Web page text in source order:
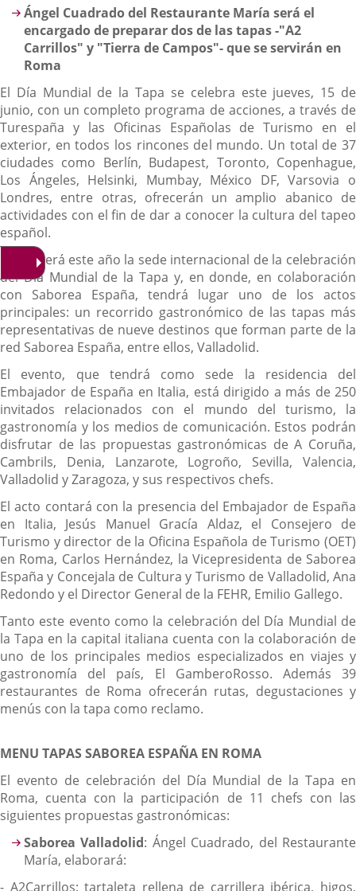
Ángel Cuadrado del Restaurante María será el
encargado de preparar dos de las tapas -"A2
Carrillos" y "Tierra de Campos"- que se servirán en
Roma
El Día Mundial de la Tapa se celebra este jueves, 15 de
junio, con un completo programa de acciones, a través de
Turespaña y las Oficinas Españolas de Turismo en el
exterior, en todos los rincones del mundo. Un total de 37
ciudades como Berlín, Budapest, Toronto, Copenhague,
Los Ángeles, Helsinki, Mumbay, México DF, Varsovia o
Londres, entre otras, ofrecerán un amplio abanico de
actividades con el fin de dar a conocer la cultura del tapeo
español.
Roma será este año la sede internacional de la celebración
del Día Mundial de la Tapa y, en donde, en colaboración
con Saborea España, tendrá lugar uno de los actos
principales: un recorrido gastronómico de las tapas más
representativas de nueve destinos que forman parte de la
red Saborea España, entre ellos, Valladolid.
El evento, que tendrá como sede la residencia del
Embajador de España en Italia, está dirigido a más de 250
invitados relacionados con el mundo del turismo, la
gastronomía y los medios de comunicación. Estos podrán
disfrutar de las propuestas gastronómicas de A Coruña,
Cambrils, Denia, Lanzarote, Logroño, Sevilla, Valencia,
Valladolid y Zaragoza, y sus respectivos chefs.
El acto contará con la presencia del Embajador de España
en Italia, Jesús Manuel Gracía Aldaz, el Consejero de
Turismo y director de la Oficina Española de Turismo (OET)
en Roma, Carlos Hernández, la Vicepresidenta de Saborea
España y Concejala de Cultura y Turismo de Valladolid, Ana
Redondo y el Director General de la FEHR, Emilio Gallego.
Tanto este evento como la celebración del Día Mundial de
la Tapa en la capital italiana cuenta con la colaboración de
uno de los principales medios especializados en viajes y
gastronomía del país, El GamberoRosso. Además 39
restaurantes de Roma ofrecerán rutas, degustaciones y
menús con la tapa como reclamo.
MENU TAPAS SABOREA ESPAÑA EN ROMA
El evento de celebración del Día Mundial de la Tapa en
Roma, cuenta con la participación de 11 chefs con las
siguientes propuestas gastronómicas:
Saborea Valladolid: Ángel Cuadrado, del Restaurante
María, elaborará:
- A2Carrillos: tartaleta rellena de carrillera ibérica, higos,